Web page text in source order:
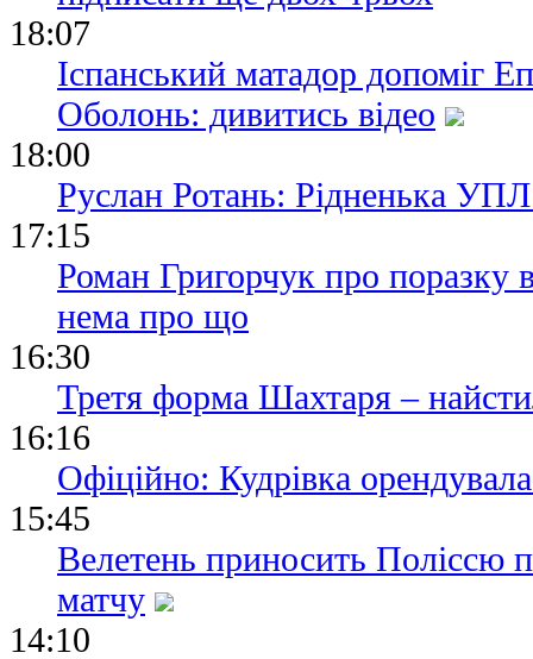
18:07
Іспанський матадор допоміг
Оболонь: дивитись відео
18:00
Руслан Ротань: Рідненька
17:15
Роман Григорчук про поразку
нема про що
16:30
Третя форма Шахтаря –
16:16
Офіційно: Кудрівка
15:45
Велетень приносить Поліссю
матчу
14:10